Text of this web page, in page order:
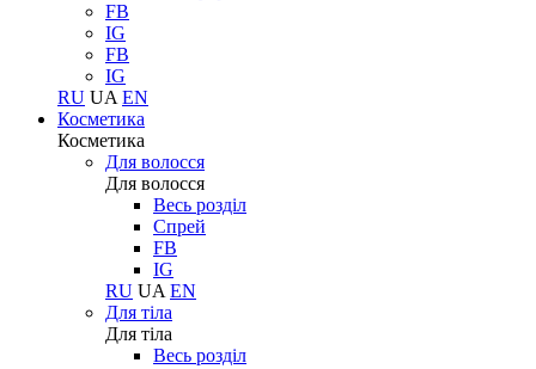
FB
IG
FB
IG
RU UA EN
Косметика
Косметика
Для волосся
Для волосся
Весь розділ
Спрей
FB
IG
RU UA EN
Для тіла
Для тіла
Весь розділ